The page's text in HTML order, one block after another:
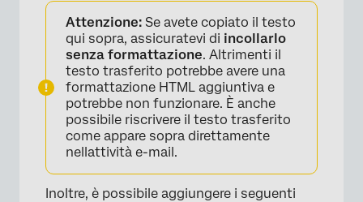
Attenzione: Se avete copiato il testo
qui sopra, assicuratevi di incollarlo
senza formattazione. Altrimenti il
testo trasferito potrebbe avere una
formattazione HTML aggiuntiva e
potrebbe non funzionare. È anche
possibile riscrivere il testo trasferito
come appare sopra direttamente
nellattività e-mail.
Inoltre, è possibile aggiungere i seguenti